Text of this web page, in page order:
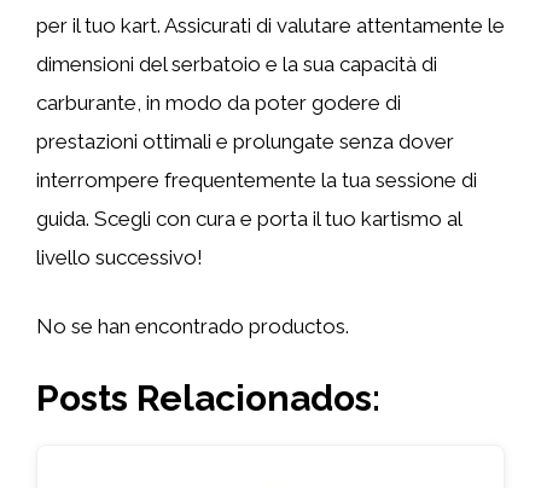
per il tuo kart. Assicurati di valutare attentamente le
dimensioni del serbatoio e la sua capacità di
carburante, in modo da poter godere di
prestazioni ottimali e prolungate senza dover
interrompere frequentemente la tua sessione di
guida. Scegli con cura e porta il tuo kartismo al
livello successivo!
No se han encontrado productos.
Posts Relacionados: